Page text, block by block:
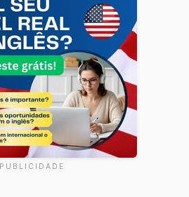
PUBLICIDADE